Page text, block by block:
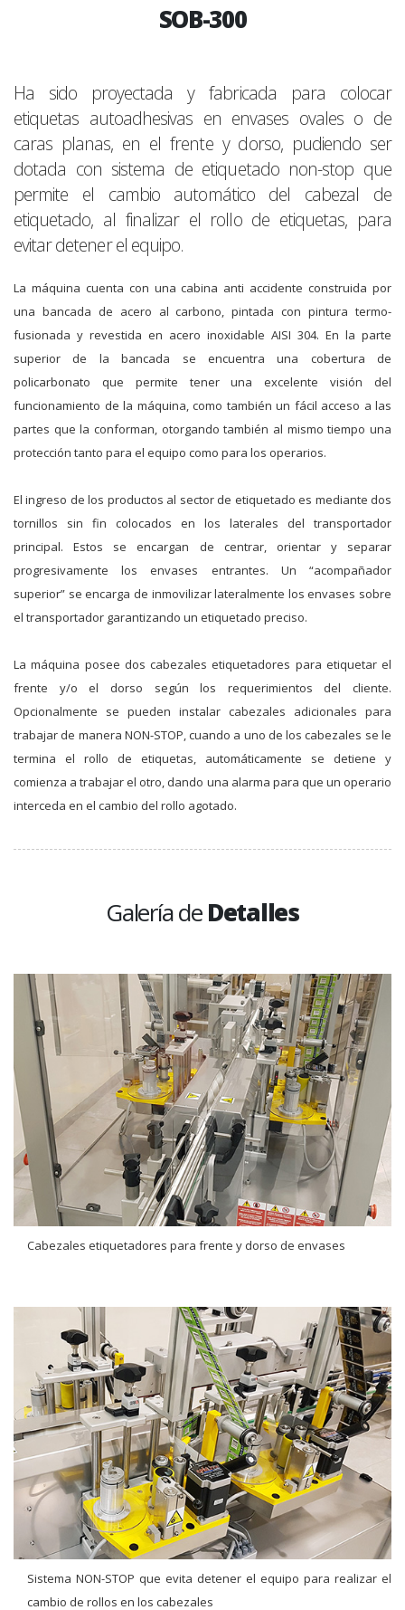
SOB-300
Ha sido proyectada y fabricada para colocar
etiquetas autoadhesivas en envases ovales o de
caras planas, en el frente y dorso, pudiendo ser
dotada con sistema de etiquetado non-stop que
permite el cambio automático del cabezal de
etiquetado, al finalizar el rollo de etiquetas, para
evitar detener el equipo.
La máquina cuenta con una cabina anti accidente construida por
una bancada de acero al carbono, pintada con pintura termo-
fusionada y revestida en acero inoxidable AISI 304. En la parte
superior de la bancada se encuentra una cobertura de
policarbonato que permite tener una excelente visión del
funcionamiento de la máquina, como también un fácil acceso a las
partes que la conforman, otorgando también al mismo tiempo una
protección tanto para el equipo como para los operarios.
El ingreso de los productos al sector de etiquetado es mediante dos
tornillos sin fin colocados en los laterales del transportador
principal. Estos se encargan de centrar, orientar y separar
progresivamente los envases entrantes. Un “acompañador
superior” se encarga de inmovilizar lateralmente los envases sobre
el transportador garantizando un etiquetado preciso.
La máquina posee dos cabezales etiquetadores para etiquetar el
frente y/o el dorso según los requerimientos del cliente.
Opcionalmente se pueden instalar cabezales adicionales para
trabajar de manera NON-STOP, cuando a uno de los cabezales se le
termina el rollo de etiquetas, automáticamente se detiene y
comienza a trabajar el otro, dando una alarma para que un operario
interceda en el cambio del rollo agotado.
Galería deDetalles
Cabezales etiquetadores para frente y dorso de envases
Sistema NON-STOP que evita detener el equipo para realizar el
cambio de rollos en los cabezales